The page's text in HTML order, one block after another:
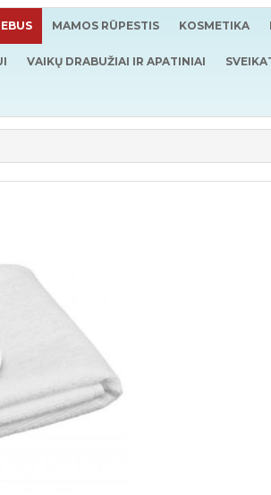
MAMOS RŪPESTIS KOSMETIKA
VAIKŲ DRABUŽIAI IR APATINIAI